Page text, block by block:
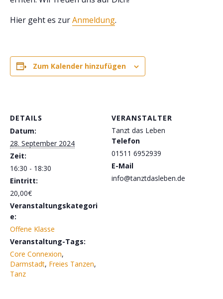
Hier geht es zurAnmeldung.
Zum Kalender hinzufügen
DETAILS
Datum:
28. September 2024
Zeit:
16:30 - 18:30
Eintritt:
20,00€
Veranstaltungskategori
e:
Offene Klasse
Veranstaltung-Tags:
Core Connexion,
Darmstadt, Freies Tanzen,
Tanz
VERANSTALTER
Tanzt das Leben
Telefon
01511 6952939
E-Mail
info@tanztdasleben.de